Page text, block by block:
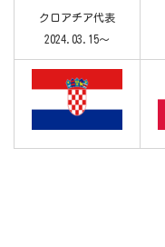
クロアチア代表
2024.03.15～